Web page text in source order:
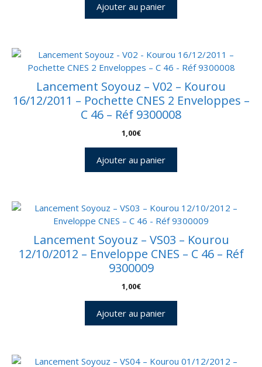
Ajouter au panier
Lancement Soyouz – V02 – Kourou
16/12/2011 – Pochette CNES 2 Enveloppes –
C 46 – Réf 9300008
1,00€
Ajouter au panier
Lancement Soyouz – VS03 – Kourou
12/10/2012 – Enveloppe CNES – C 46 – Réf
9300009
1,00€
Ajouter au panier